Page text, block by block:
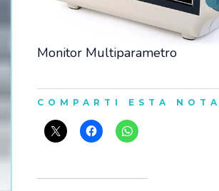
Monitor Multiparametro
COMPARTI ESTA